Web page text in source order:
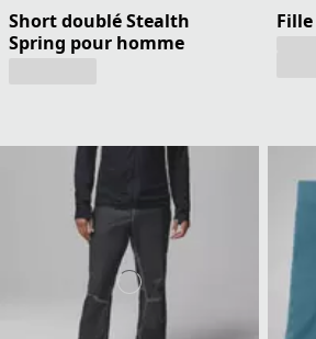
Short doublé Stealth
Spring pour homme